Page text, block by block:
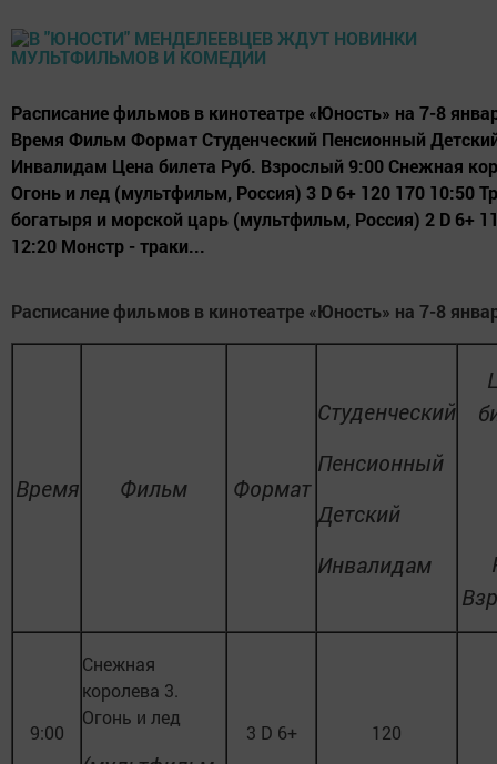
Расписание фильмов в кинотеатре «Юность» на 7-8
Время Фильм Формат Студенческий Пенсионный
Инвалидам Цена билета Руб. Взрослый 9:00 Снежная
Огонь и лед (мультфильм, Россия) 3 D 6+ 120 170 10:50
богатыря и морской царь (мультфильм, Россия) 2 D 6+
12:20 Монстр - траки...
Расписание фильмов в кинотеатре «Юность» на 7-8
Время Фильм Формат
Студенческий
Пенсионный
Детский
Инвалидам
9:00
Снежная
королева 3.
Огонь и лед
3 D 6+ 120